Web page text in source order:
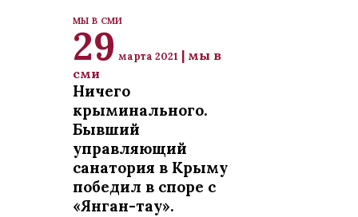
мы в сми
29 марта 2021 | мы в
сми
Ничего
крыминального.
Бывший
управляющий
санатория в Крыму
победил в споре с
«Янган-тау».